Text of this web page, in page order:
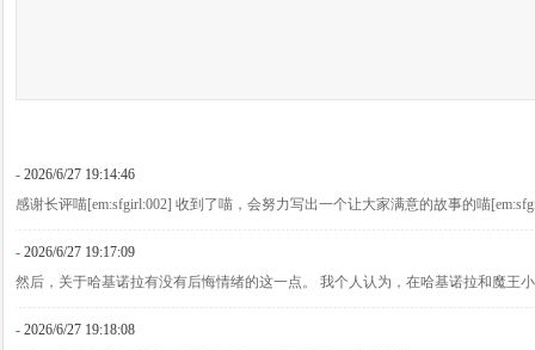
- 2026/6/27 19:14:46
感谢长评喵[em:sfgirl:002] 收到了喵，会努力写出一个让大家满意的故事的喵
- 2026/6/27 19:17:09
然后，关于哈基诺拉有没有后悔情绪的这一点。 我个人认为，在哈基诺拉和魔王
- 2026/6/27 19:18:08